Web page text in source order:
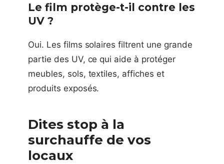
Le film protège-t-il contre les
UV ?
Oui. Les films solaires filtrent une grande
partie des UV, ce qui aide à protéger
meubles, sols, textiles, affiches et
produits exposés.
Dites stop à la
surchauffe de vos
locaux